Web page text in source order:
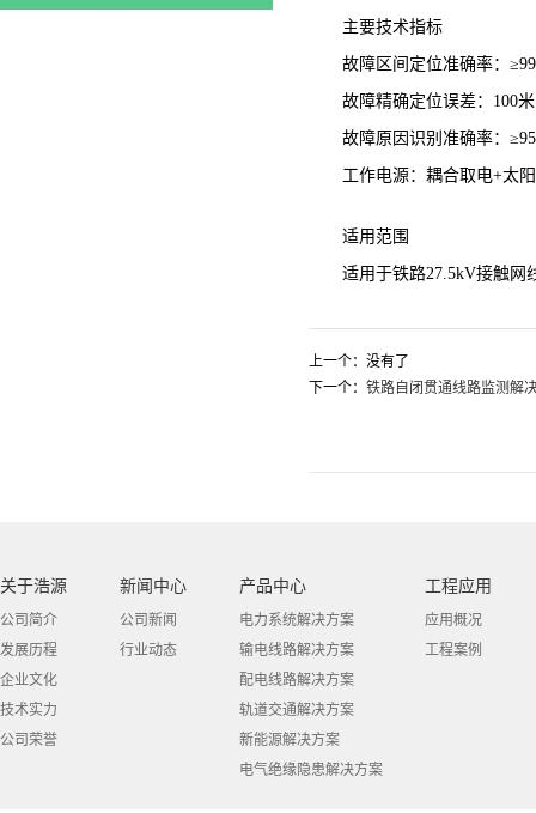
主要技术指标
故障区间定位准确率：
故障精确定位误差：100米
故障原因识别准确率：
工作电源：耦合取电+太阳
适用范围
适用于铁路27.5kV接触网线
上一个：没有了
下一个： 铁路自闭贯通线路监测解
关于浩源
公司简介
发展历程
企业文化
技术实力
公司荣誉
新闻中心
公司新闻
行业动态
产品中心
电力系统解决方案
输电线路解决方案
配电线路解决方案
轨道交通解决方案
新能源解决方案
电气绝缘隐患解决方案
工程应用
应用概况
工程案例